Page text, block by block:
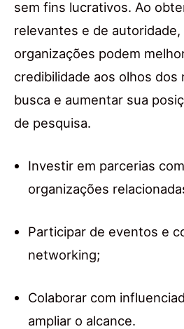
sem fins lucrativos. Ao
relevantes e de autoridade,
organizações podem
credibilidade aos olhos dos
busca e aumentar sua
de pesquisa.
Investir em parcerias
organizações
Participar de eventos e
networking;
Colaborar com
ampliar o alcance.